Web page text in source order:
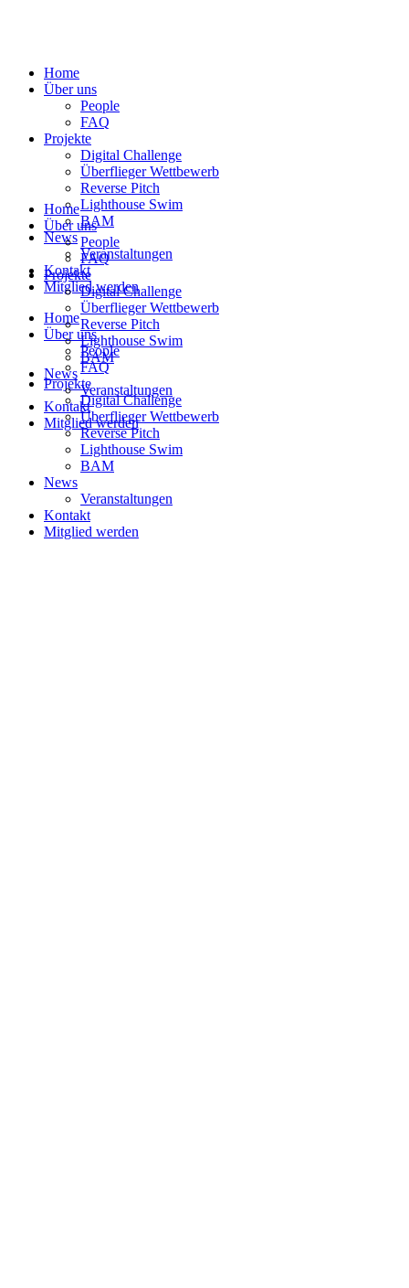
Home
Über uns
People
FAQ
Projekte
Digital Challenge
Überflieger Wettbewerb
Reverse Pitch
Lighthouse Swim
BAM
News
Veranstaltungen
Kontakt
Mitglied werden
Home
Über uns
People
FAQ
Projekte
Digital Challenge
Überflieger Wettbewerb
Reverse Pitch
Lighthouse Swim
BAM
News
Veranstaltungen
Kontakt
Mitglied werden
Home
Über uns
People
FAQ
Projekte
Digital Challenge
Überflieger Wettbewerb
Reverse Pitch
Lighthouse Swim
BAM
News
Veranstaltungen
Kontakt
Mitglied werden